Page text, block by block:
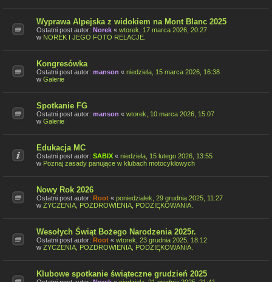
Wyprawa Alpejska z widokiem na Mont Blanc 2025
Ostatni post autor: Norek « wtorek, 17 marca 2026, 20:27
w NOREK I JEGO FOTO RELACJE.
Kongresówka
Ostatni post autor: manson « niedziela, 15 marca 2026, 16:38
w Galerie
Spotkanie FG
Ostatni post autor: manson « wtorek, 10 marca 2026, 15:07
w Galerie
Edukacja MC
Ostatni post autor: SABIX « niedziela, 15 lutego 2026, 13:55
w Poznaj zasady panujące w klubach motocyklowych
Nowy Rok 2026
Ostatni post autor: Root « poniedziałek, 29 grudnia 2025, 11:27
w ŻYCZENIA, POZDROWIENIA, PODZIĘKOWANIA.
Wesołych Świąt Bożego Narodzenia 2025r.
Ostatni post autor: Root « wtorek, 23 grudnia 2025, 18:12
w ŻYCZENIA, POZDROWIENIA, PODZIĘKOWANIA.
Klubowe spotkanie świąteczne grudzień 2025